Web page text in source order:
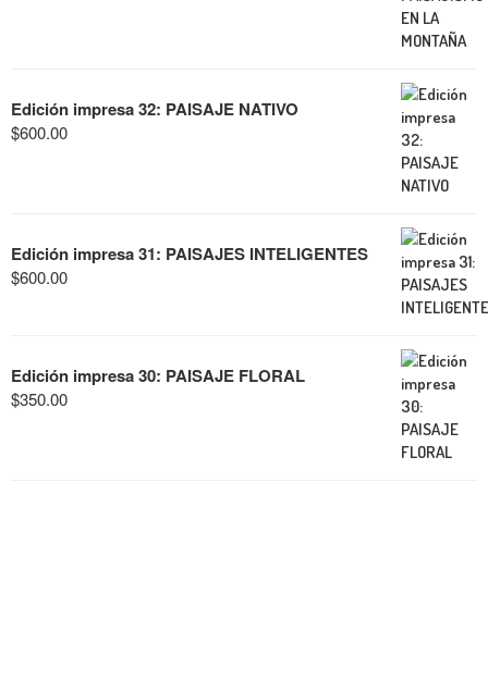
Edición impresa 32: PAISAJE NATIVO
$600.00
Edición impresa 31: PAISAJES INTELIGENTES
$600.00
Edición impresa 30: PAISAJE FLORAL
$350.00